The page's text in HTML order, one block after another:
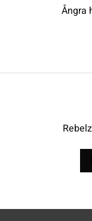
Ångra